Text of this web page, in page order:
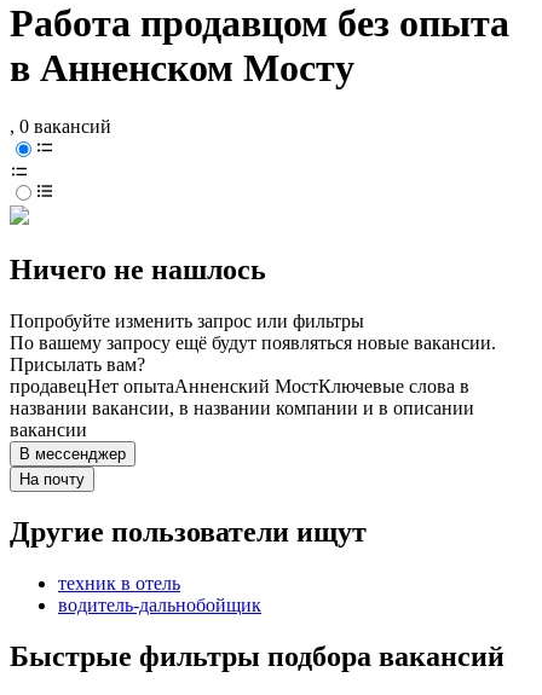
Работа продавцом без опыта
в Анненском Мосту
, 0 вакансий
Ничего не нашлось
Попробуйте изменить запрос или фильтры
По вашему запросу ещё будут появляться новые вакансии.
Присылать вам?
продавецНет опытаАнненский МостКлючевые слова в
названии вакансии, в названии компании и в описании
вакансии
В мессенджер
На почту
Другие пользователи ищут
техник в отель
водитель-дальнобойщик
Быстрые фильтры подбора вакансий